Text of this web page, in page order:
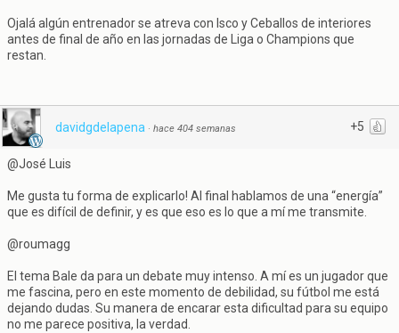
Ojalá algún entrenador se atreva con Isco y Ceballos de interiores
antes de final de año en las jornadas de Liga o Champions que
restan.
+5
davidgdelapena · hace 404 semanas
@José Luis
Me gusta tu forma de explicarlo! Al final hablamos de una “energía”
que es difícil de definir, y es que eso es lo que a mí me transmite.
@roumagg
El tema Bale da para un debate muy intenso. A mí es un jugador que
me fascina, pero en este momento de debilidad, su fútbol me está
dejando dudas. Su manera de encarar esta dificultad para su equipo
no me parece positiva, la verdad.